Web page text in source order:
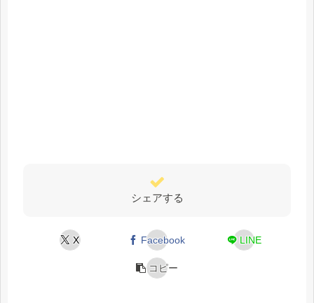
シェアする
X Facebook LINE
コピー